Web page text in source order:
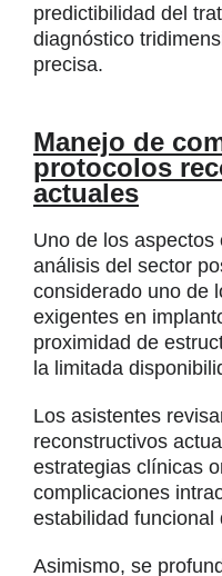
predictibilidad del
diagnóstico
precisa.
Manejo de
protocolos
actuales
Uno de los
análisis del sector
considerado uno de
exigentes en
proximidad de
la limitada
Los asistentes
reconstructivos
estrategias clínicas
complicaciones
estabilidad funcional
Asimismo, se